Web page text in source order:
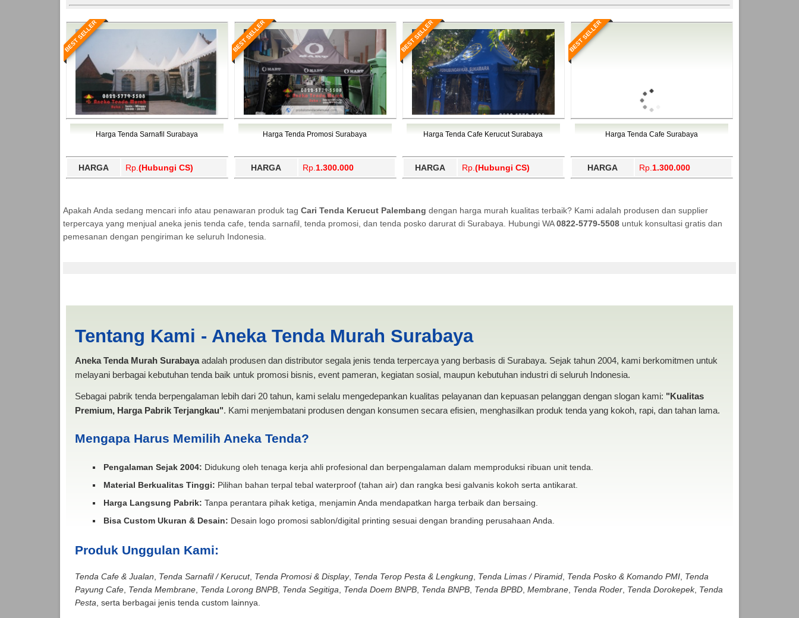
BEST SELLER
Harga Tenda Sarnafil Surabaya
HARGA Rp. (Hubungi CS)
BEST SELLER
Harga Tenda Promosi Surabaya
HARGA Rp. 1.300.000
BEST SELLER
Harga Tenda Cafe Kerucut Surabaya
HARGA Rp. (Hubungi CS)
BEST SELLER
Harga Tenda Cafe Surabaya
HARGA Rp. 1.300.000
Apakah Anda sedang mencari info atau penawaran produk tag Cari Tenda Kerucut Palembang dengan harga murah kualitas terbaik? Kami adalah produsen dan supplier
terpercaya yang menjual aneka jenis tenda cafe, tenda sarnafil, tenda promosi, dan tenda posko darurat di Surabaya. Hubungi WA0822-5779-5508untuk konsultasi gratis dan
pemesanan dengan pengiriman ke seluruh Indonesia.
Tentang Kami - Aneka Tenda Murah Surabaya
Aneka Tenda Murah Surabayaadalah produsen dan distributor segala jenis tenda terpercaya yang berbasis di Surabaya. Sejak tahun 2004, kami berkomitmen untuk
melayani berbagai kebutuhan tenda baik untuk promosi bisnis, event pameran, kegiatan sosial, maupun kebutuhan industri di seluruh Indonesia.
Sebagai pabrik tenda berpengalaman lebih dari 20 tahun, kami selalu mengedepankan kualitas pelayanan dan kepuasan pelanggan dengan slogan kami: "Kualitas
Premium, Harga Pabrik Terjangkau". Kami menjembatani produsen dengan konsumen secara efisien, menghasilkan produk tenda yang kokoh, rapi, dan tahan lama.
Mengapa Harus Memilih Aneka Tenda?
Pengalaman Sejak 2004: Didukung oleh tenaga kerja ahli profesional dan berpengalaman dalam memproduksi ribuan unit tenda.
Material Berkualitas Tinggi: Pilihan bahan terpal tebal waterproof (tahan air) dan rangka besi galvanis kokoh serta antikarat.
Harga Langsung Pabrik: Tanpa perantara pihak ketiga, menjamin Anda mendapatkan harga terbaik dan bersaing.
Bisa Custom Ukuran & Desain: Desain logo promosi sablon/digital printing sesuai dengan branding perusahaan Anda.
Produk Unggulan Kami:
Tenda Cafe & Jualan Tenda Sarnafil / Kerucut, Tenda Promosi & Display, Tenda Terop Pesta & Lengkung, Tenda Limas / Piramid, Tenda Posko & Komando PMI, Tenda
Payung Cafe, Tenda Membrane, Tenda Lorong BNPB, Tenda Segitiga Tenda Doem BNPB, Tenda BNPB, Tenda BPBD, Membrane, Tenda Roder, Tenda Dorokepek, Tenda
Pesta , serta berbagai jenis tenda custom lainnya.